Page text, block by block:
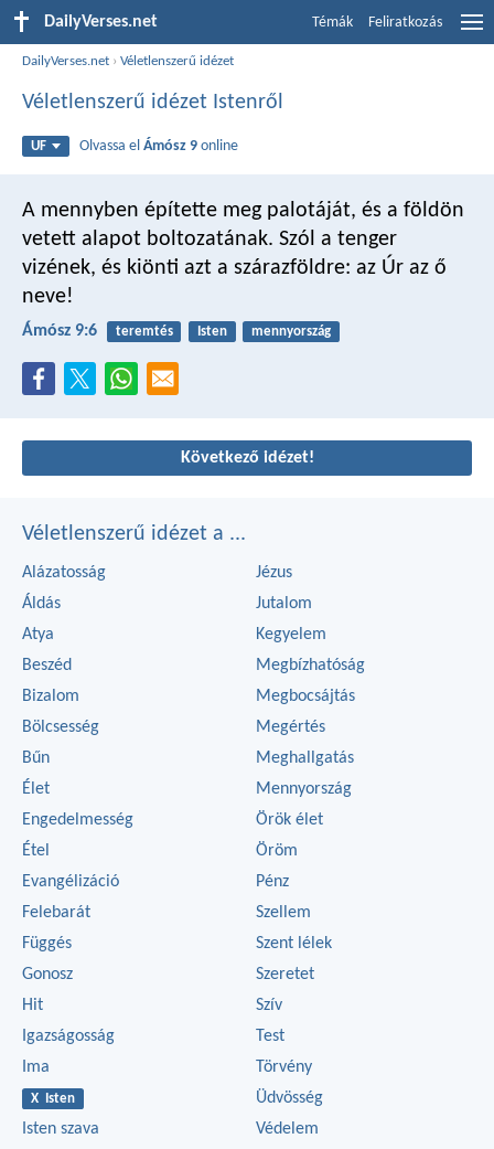
DailyVerses.net Témák Feliratkozás
DailyVerses.net ›Véletlenszerű idézet
Véletlenszerű idézet Istenről
UF Olvassa elÁmósz 9 online
A mennyben építette meg palotáját, és a földön
vetett alapot boltozatának. Szól a tenger
vizének, és kiönti azt a szárazföldre: az Úr az ő
neve!
Ámósz 9:6 teremtés Isten mennyország
Következő idézet!
Véletlenszerű idézet a ...
Alázatosság
Áldás
Atya
Beszéd
Bizalom
Bölcsesség
Bűn
Élet
Engedelmesség
Étel
Evangélizáció
Felebarát
Függés
Gonosz
Hit
Igazságosság
Ima
X Isten
Isten szava
Jézus
Jutalom
Kegyelem
Megbízhatóság
Megbocsájtás
Megértés
Meghallgatás
Mennyország
Örök élet
Öröm
Pénz
Szellem
Szent lélek
Szeretet
Szív
Test
Törvény
Üdvösség
Védelem